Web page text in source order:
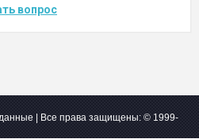
вопрос
| Все права защищены: © 1999-